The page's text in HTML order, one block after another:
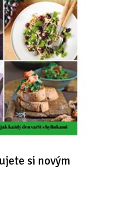
si novým